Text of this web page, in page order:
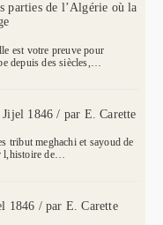
parties de l’Algérie où la
est votre preuve pour
depuis des siècles,…
Jijel 1846 / par E. Carette
tribut meghachi et sayoud de
l,histoire de…
1846 / par E. Carette